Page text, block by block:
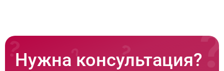
Нужна консультация?